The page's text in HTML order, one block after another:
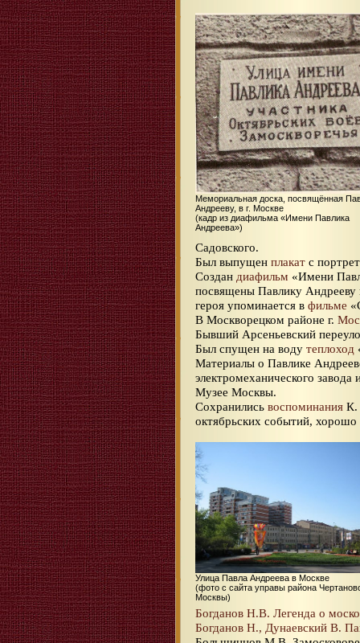
Мемориальная доска, посвящённая
Андрееву, в г. Москве
(кадр из диафильма «Имени Павлика
Андреева»)
Садовского.
Был выпущен плакат с
Создан диафильм «Имени
посвящены Павлику
героя упоминается в фильме
В Москворецком районе г.
Бывший Арсеньевский
Был спущен на воду теплоход
Материалы о Павлике
электромеханического
Музее Москвы.
Сохранились воспоминания К.
октябрьских событий,
Улица Павла Андреева в Москве
(фото с сайта управы района
Москвы)
Богданов Н.В. Легенда о
Богданов Н., Дунаевский В.